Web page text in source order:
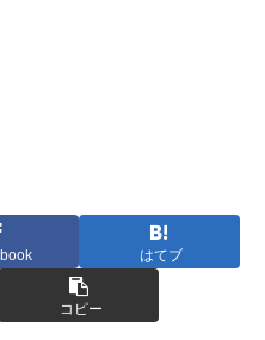
はてブ
コピー